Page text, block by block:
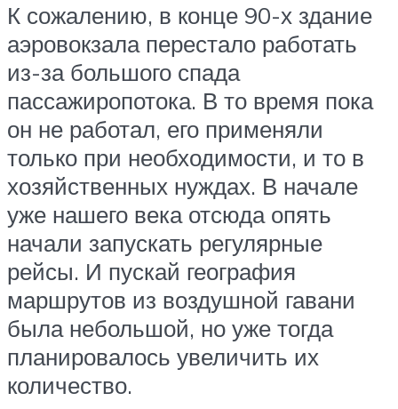
К сожалению, в конце 90-х здание
аэровокзала перестало работать
из-за большого спада
пассажиропотока. В то время пока
он не работал, его применяли
только при необходимости, и то в
хозяйственных нуждах. В начале
уже нашего века отсюда опять
начали запускать регулярные
рейсы. И пускай география
маршрутов из воздушной гавани
была небольшой, но уже тогда
планировалось увеличить их
количество.